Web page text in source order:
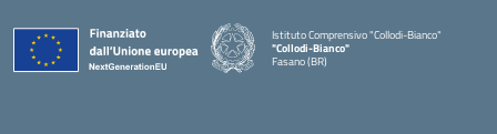
Istituto Comprensivo "Collodi-Bianco"
"Collodi-Bianco"
Fasano (BR)